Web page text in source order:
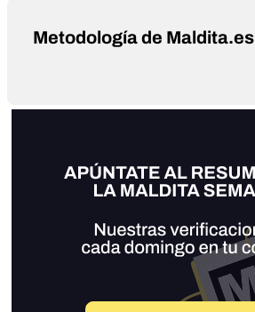
Metodología de Maldita.es